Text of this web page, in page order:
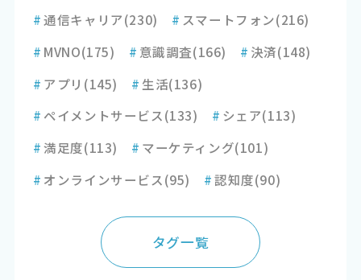
#通信キャリア(230) # スマートフォン(216)
# MVNO(175) # 意識調査(166) # 決済(148)
# アプリ (145) # 生活(136)
# ペイメントサービス(133) # シェア(113)
#満足度(113) # マーケティング(101)
# オンラインサービス(95) #認知度(90)
タグ一覧